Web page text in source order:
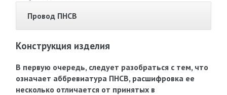
Провод ПНСВ
Конструкция изделия
В первую очередь, следует разобраться с тем, что
означает аббревиатура ПНСВ, расшифровка ее
несколько отличается от принятых в